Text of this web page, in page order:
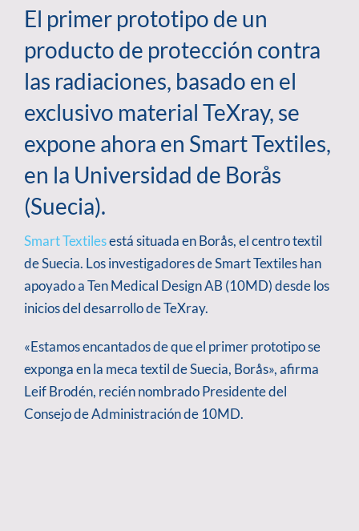
El primer prototipo de un
producto de protección contra
las radiaciones, basado en el
exclusivo material TeXray, se
expone ahora en Smart Textiles,
en la Universidad de Borås
(Suecia).
Smart Textilesestá situada en Borås, el centro textil
de Suecia. Los investigadores de Smart Textiles han
apoyado a Ten Medical Design AB (10MD) desde los
inicios del desarrollo de TeXray.
«Estamos encantados de que el primer prototipo se
exponga en la meca textil de Suecia, Borås», afirma
Leif Brodén, recién nombrado Presidente del
Consejo de Administración de 10MD.